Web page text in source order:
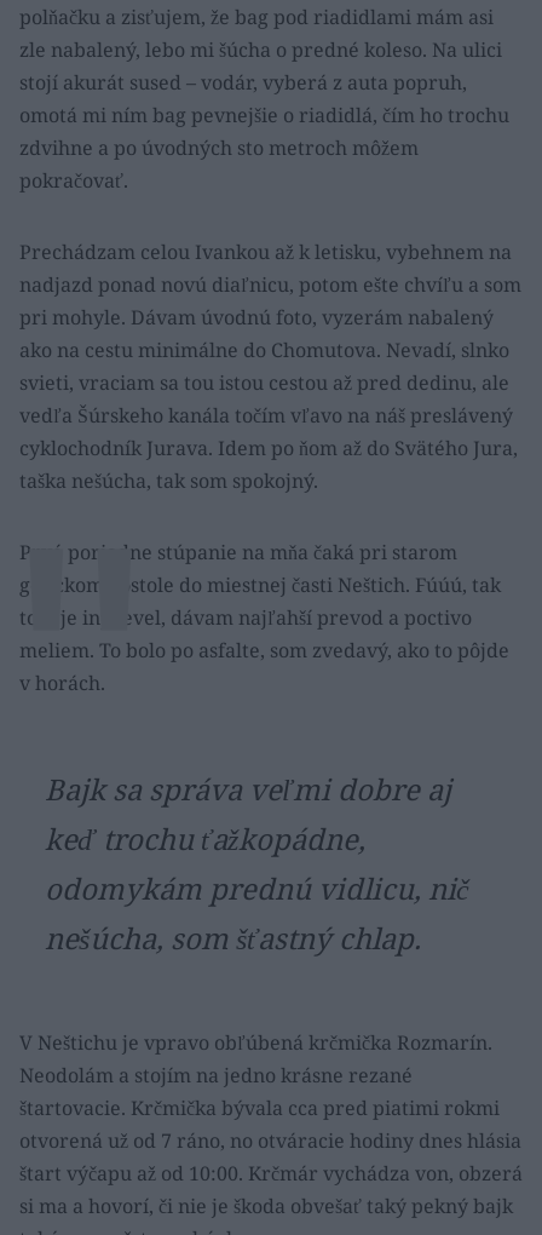
polňačku a zisťujem, že bag pod riadidlami mám asi
zle nabalený, lebo mi šúcha o predné koleso. Na ulici
stojí akurát sused – vodár, vyberá z auta popruh,
omotá mi ním bag pevnejšie o riadidlá, čím ho trochu
zdvihne a po úvodných sto metroch môžem
pokračovať.
Prechádzam celou Ivankou až k letisku, vybehnem na
nadjazd ponad novú diaľnicu, potom ešte chvíľu a som
pri mohyle. Dávam úvodnú foto, vyzerám nabalený
ako na cestu minimálne do Chomutova. Nevadí, slnko
svieti, vraciam sa tou istou cestou až pred dedinu, ale
vedľa Šúrskeho kanála točím vľavo na náš preslávený
cyklochodník Jurava. Idem po ňom až do Svätého Jura,
taška nešúcha, tak som spokojný.
Prvé poriadne stúpanie na mňa čaká pri starom
gotickom kostole do miestnej časti Neštich. Fúúú, tak
toto je iný level, dávam najľahší prevod a poctivo
meliem. To bolo po asfalte, som zvedavý, ako to pôjde
v horách.
Bajk sa správa veľmi dobre aj
keď trochu ťažkopádne,
odomykám prednú vidlicu, nič
nešúcha, som šťastný chlap.
V Neštichu je vpravo obľúbená krčmička Rozmarín.
Neodolám a stojím na jedno krásne rezané
štartovacie. Krčmička bývala cca pred piatimi rokmi
otvorená už od 7 ráno, no otváracie hodiny dnes hlásia
štart výčapu až od 10:00. Krčmár vychádza von, obzerá
si ma a hovorí, či nie je škoda obvešať taký pekný bajk